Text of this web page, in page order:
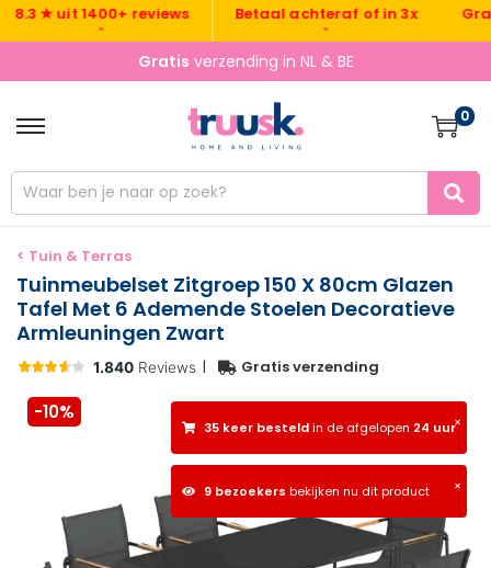
★ uit 1400+ reviews Betaal achteraf of in 3x Gratis
Gratis verzending in NL & BE
0
< Tuin & Terras
Tuinmeubelset Zitgroep 150 X 80cm Glazen
Tafel Met 6 Ademende Stoelen Decoratieve
Armleuningen Zwart
| Gratis verzending
×
35 keer besteldin de afgelopen 24 uur
×
9 bezoekers bekijken nu dit product
-10%